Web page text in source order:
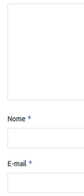
Nome *
E-mail *